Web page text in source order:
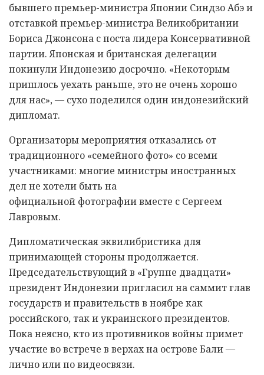
бывшего премьер-министра Японии Синдзо Абэ и
отставкой премьер-министра Великобритании
Бориса Джонсона с поста лидера Консервативной
партии. Японская и британская делегации
покинули Индонезию досрочно. «Некоторым
пришлось уехать раньше, это не очень хорошо
для нас», — сухо поделился один индонезийский
дипломат.
Организаторы мероприятия отказались от
традиционного «семейного фото» со всеми
участниками: многие министры иностранных
дел не хотели быть на
официальной фотографии вместе с Сергеем
Лавровым.
Дипломатическая эквилибристика для
принимающей стороны продолжается.
Председательствующий в «Группе двадцати»
президент Индонезии пригласил на саммит глав
государств и правительств в ноябре как
российского, так и украинского президентов.
Пока неясно, кто из противников войны примет
участие во встрече в верхах на острове Бали —
лично или по видеосвязи.